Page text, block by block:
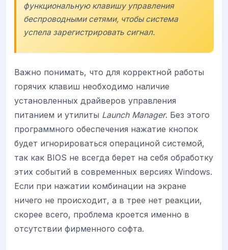
функциональную клавишу управления
беспроводными сетями, чтобы система
успела зарегистрировать сигнал.
Важно понимать, что для корректной работы
горячих клавиш необходимо наличие
установленных драйверов управления
питанием и утилиты Launch Manager. Без этого
программного обеспечения нажатие кнопок
будет игнорироваться операциной системой,
так как BIOS не всегда берет на себя обработку
этих событий в современных версиях Windows.
Если при нажатии комбинации на экране
ничего не происходит, а в трее нет реакции,
скорее всего, проблема кроется именно в
отсутствии фирменного софта.